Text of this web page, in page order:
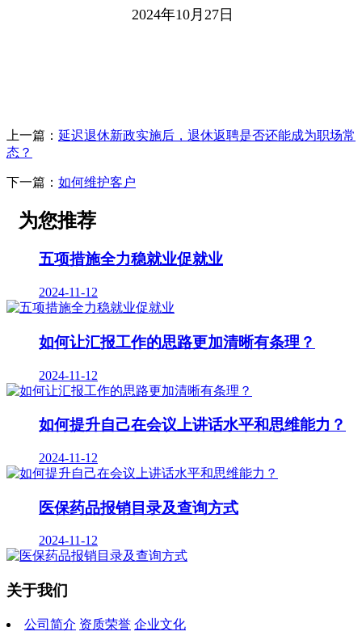
2024年10月27日
上一篇： 延迟退休新政实施后，退休返聘是否还能成为职场常
态？
下一篇： 如何维护客户
为您推荐
五项措施全力稳就业促就业
2024-11-12
如何让汇报工作的思路更加清晰有条理？
2024-11-12
如何提升自己在会议上讲话水平和思维能力？
2024-11-12
医保药品报销目录及查询方式
2024-11-12
关于我们
公司简介 资质荣誉 企业文化